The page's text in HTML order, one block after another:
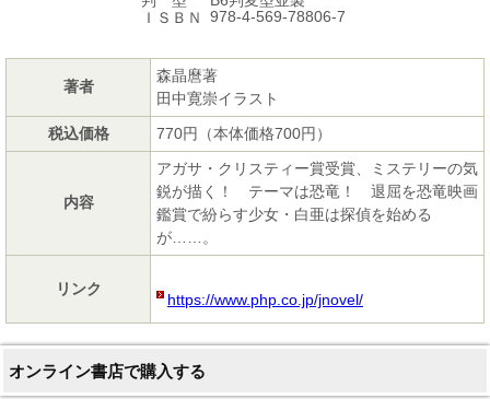
ＩＳＢＮ
978-4-569-78806-7
著者
森晶麿著
田中寛崇イラスト
税込価格
770円（本体価格700円）
内容
アガサ・クリスティー賞受賞、ミステリーの気
鋭が描く！ テーマは恐竜！ 退屈を恐竜映画
鑑賞で紛らす少女・白亜は探偵を始める
が……。
リンク
https://www.php.co.jp/jnovel/
オンライン書店で購入する